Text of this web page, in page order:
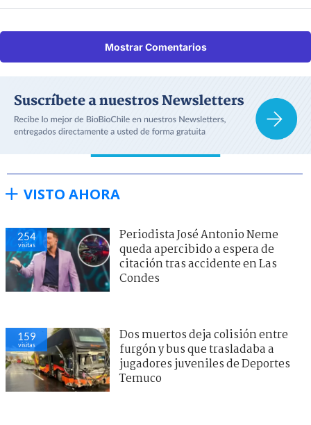
Mostrar Comentarios
VISTO AHORA
254
visitas
Periodista José Antonio Neme
queda apercibido a espera de
citación tras accidente en Las
Condes
159
visitas
Dos muertos deja colisión entre
furgón y bus que trasladaba a
jugadores juveniles de Deportes
Temuco